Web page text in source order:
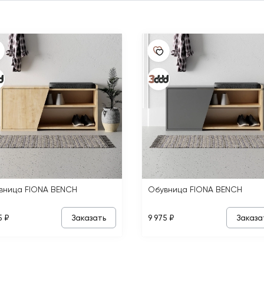
FIONA BENCH
₽ Заказать
Обувница FIONA BENCH
9 975 ₽